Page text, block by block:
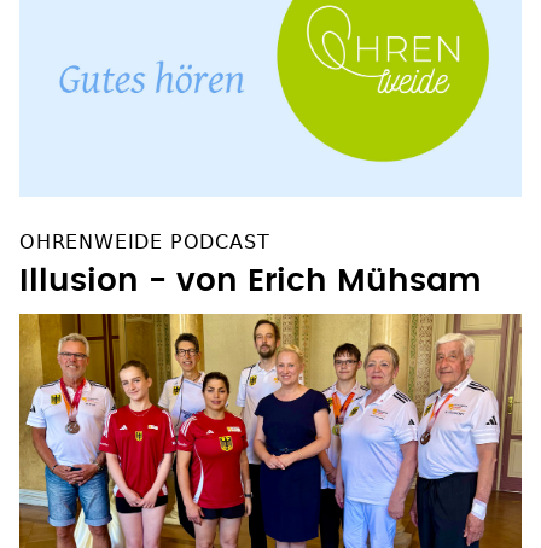
OHRENWEIDE PODCAST
Illusion - von Erich Mühsam